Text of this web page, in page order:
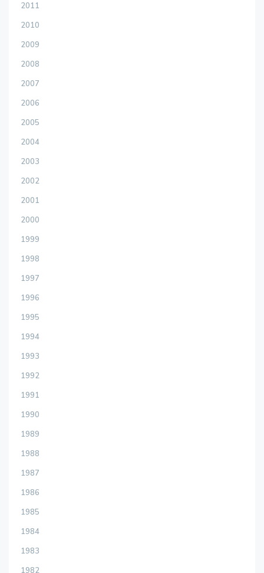
2011
2010
2009
2008
2007
2006
2005
2004
2003
2002
2001
2000
1999
1998
1997
1996
1995
1994
1993
1992
1991
1990
1989
1988
1987
1986
1985
1984
1983
1982